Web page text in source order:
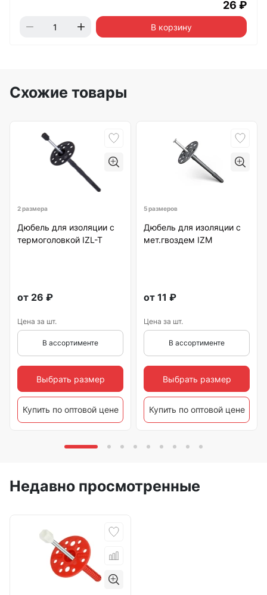
26 ₽
В корзину
Схожие товары
2 размера
Дюбель для изоляции с
термоголовкой IZL-T
от 26 ₽
Цена за шт.
В ассортименте
Выбрать размер
Купить по оптовой цене
5 размеров
Дюбель для изоляции с
мет.гвоздем IZM
от 11 ₽
Цена за шт.
В ассортименте
Выбрать размер
Купить по оптовой цене
Недавно просмотренные